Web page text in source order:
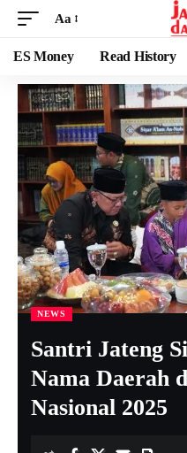
Aa
ES Money Read History
NEWS
Santri Jateng
Nama Daerah
Nasional 2025